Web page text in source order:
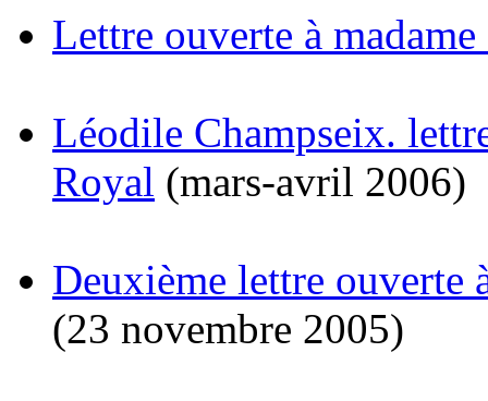
Lettre ouverte à
Léodile Champseix.
Royal (mars-avril 2006)
Deuxième lettre ouverte
(23 novembre 2005)